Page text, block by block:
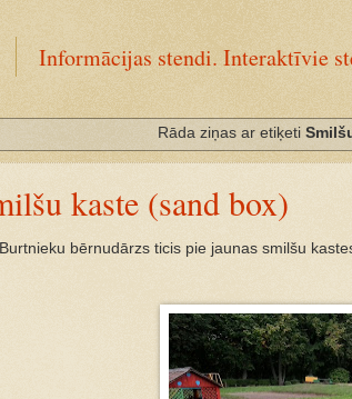
Informācijas stendi. Interaktīvie
Rāda ziņas ar etiķeti
kaste (sand box)
Burtnieku bērnudārzs ticis pie jaunas smilšu